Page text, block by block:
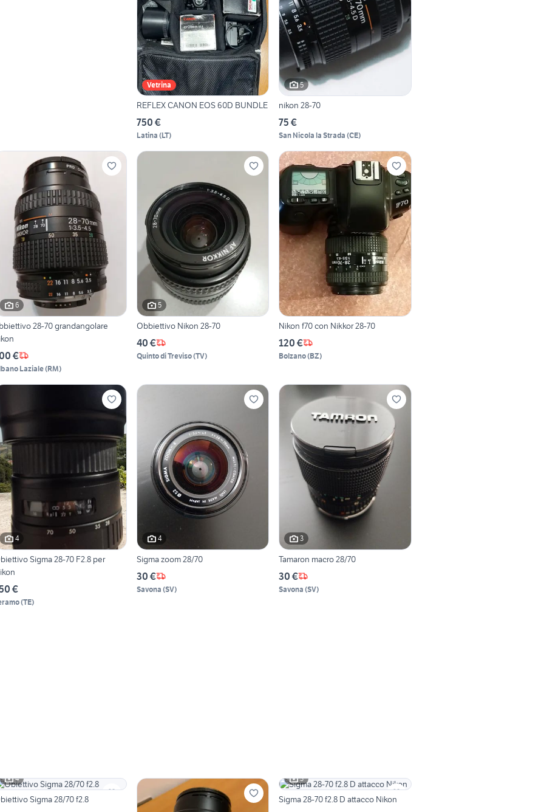
Vetrina
REFLEX CANON EOS 60D BUNDLE
750 €
Latina (LT)
5
nikon 28-70
75 €
San Nicola la Strada (CE)
6
28-70 grandangolare
€
Laziale(RM)
5
Obbiettivo Nikon 28-70
40 €
Quinto di Treviso(TV)
Nikon f70 con Nikkor 28-70
120 €
Bolzano(BZ)
4
Sigma 28-70 F2.8 per
€
(TE)
4
Sigma zoom 28/70
30 €
Savona (SV)
3
Tamaron macro 28/70
30 €
Savona (SV)
4
Sigma 28/70 f2.8
3
Sigma 28-70 f2.8 D attacco Nikon